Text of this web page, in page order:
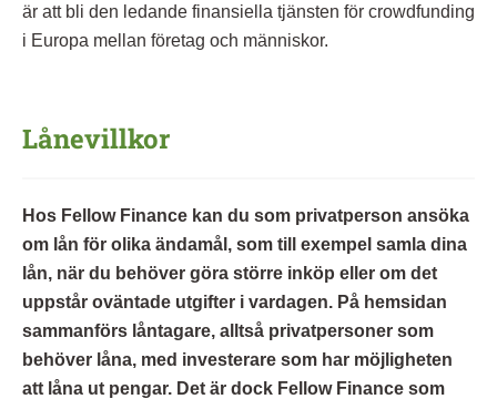
är att bli den ledande finansiella tjänsten för crowdfunding
i Europa mellan företag och människor.
Lånevillkor
Hos Fellow Finance kan du som privatperson ansöka
om lån för olika ändamål, som till exempel samla dina
lån, när du behöver göra större inköp eller om det
uppstår oväntade utgifter i vardagen. På hemsidan
sammanförs låntagare, alltså privatpersoner som
behöver låna, med investerare som har möjligheten
att låna ut pengar. Det är dock Fellow Finance som